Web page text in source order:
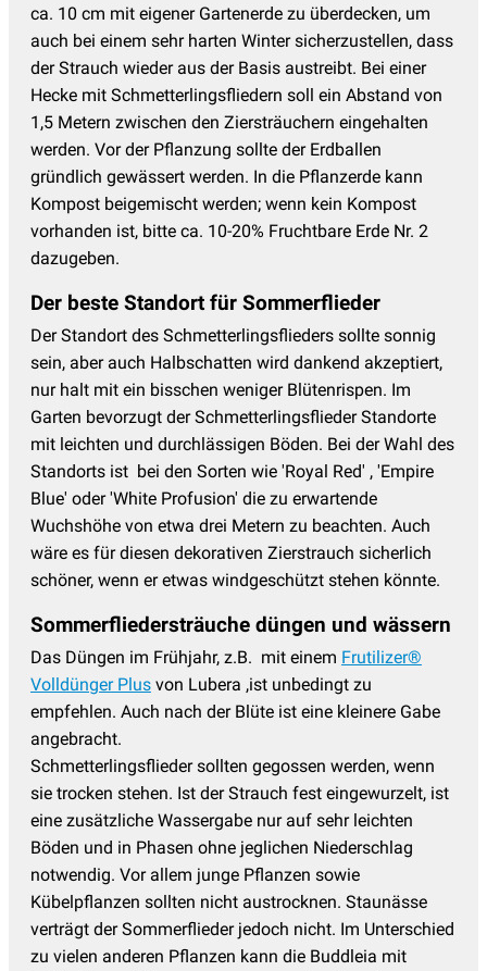
ca. 10 cm mit eigener Gartenerde zu überdecken, um
auch bei einem sehr harten Winter sicherzustellen, dass
der Strauch wieder aus der Basis austreibt. Bei einer
Hecke mit Schmetterlingsfliedern soll ein Abstand von
1,5 Metern zwischen den Ziersträuchern eingehalten
werden. Vor der Pflanzung sollte der Erdballen
gründlich gewässert werden. In die Pflanzerde kann
Kompost beigemischt werden; wenn kein Kompost
vorhanden ist, bitte ca. 10-20% Fruchtbare Erde Nr. 2
dazugeben.
Der beste Standort für Sommerflieder
Der Standort des Schmetterlingsflieders sollte sonnig
sein, aber auch Halbschatten wird dankend akzeptiert,
nur halt mit ein bisschen weniger Blütenrispen. Im
Garten bevorzugt der Schmetterlingsflieder Standorte
mit leichten und durchlässigen Böden. Bei der Wahl des
Standorts ist bei den Sorten wie 'Royal Red' , 'Empire
Blue' oder 'White Profusion' die zu erwartende
Wuchshöhe von etwa drei Metern zu beachten. Auch
wäre es für diesen dekorativen Zierstrauch sicherlich
schöner, wenn er etwas windgeschützt stehen könnte.
Sommerfliedersträuche düngen und wässern
Das Düngen im Frühjahr, z.B. mit einem Frutilizer®
Volldünger Plus von Lubera ,ist unbedingt zu
empfehlen. Auch nach der Blüte ist eine kleinere Gabe
angebracht.
Schmetterlingsflieder sollten gegossen werden, wenn
sie trocken stehen. Ist der Strauch fest eingewurzelt, ist
eine zusätzliche Wassergabe nur auf sehr leichten
Böden und in Phasen ohne jeglichen Niederschlag
notwendig. Vor allem junge Pflanzen sowie
Kübelpflanzen sollten nicht austrocknen. Staunässe
verträgt der Sommerflieder jedoch nicht. Im Unterschied
zu vielen anderen Pflanzen kann die Buddleia mit